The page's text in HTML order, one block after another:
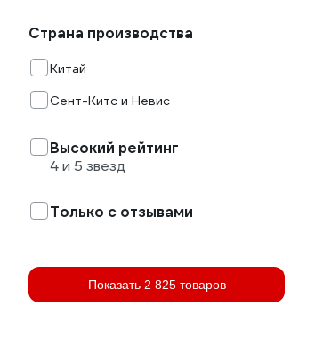
Страна производства
Китай
Сент-Китс и Невис
Высокий рейтинг
4 и 5 звезд
Только с отзывами
Показать 2 825 товаров